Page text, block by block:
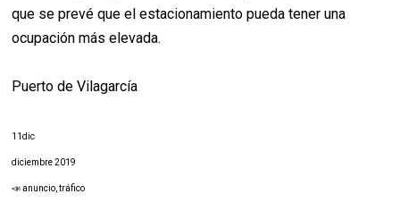
que se prevé que el estacionamiento pueda tener una
ocupación más elevada.
Puerto de Vilagarcía
11dic
diciembre 2019
📣 anuncio, tráfico